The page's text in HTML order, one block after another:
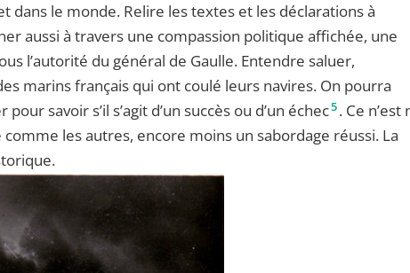
dans le monde. Relire les textes et les déclarations à
aussi à travers une compassion politique affichée, une
l’autorité du général de Gaulle. Entendre saluer,
marins français qui ont coulé leurs navires. On pourra
savoir s’il s’agit d’un succès ou d’un échec5. Ce n’est
les autres, encore moins un sabordage réussi. La